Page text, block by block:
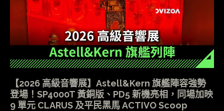
【2026 高級音響展】Astell&Kern 旗艦陣容強勢
登場！SP4000T 黃銅版、PD5 新機亮相，同場加映
9 單元 CLARUS 及平民黑馬 ACTIVO Scoop